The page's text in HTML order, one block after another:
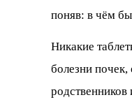
поняв: в чём
Никакие
болезни почек,